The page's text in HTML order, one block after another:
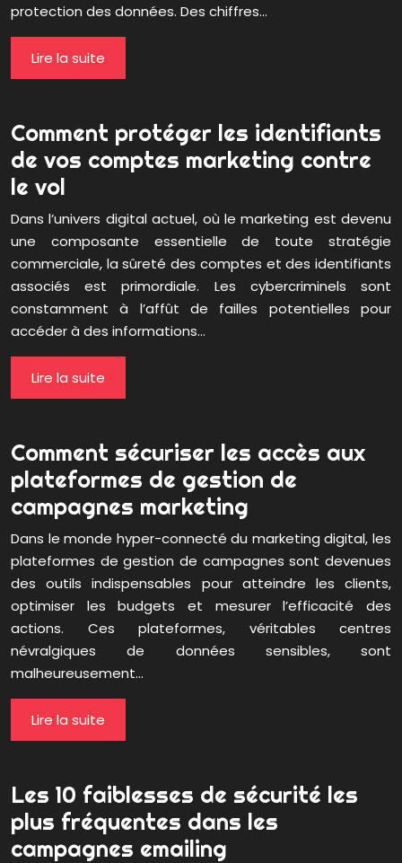
protection des données. Des chiffres…
Lire la suite
Comment protéger les identifiants
de vos comptes marketing contre
le vol
Dans l’univers digital actuel, où le marketing est devenu
une composante essentielle de toute stratégie
commerciale, la sûreté des comptes et des identifiants
associés est primordiale. Les cybercriminels sont
constamment à l’affût de failles potentielles pour
accéder à des informations…
Lire la suite
Comment sécuriser les accès aux
plateformes de gestion de
campagnes marketing
Dans le monde hyper-connecté du marketing digital, les
plateformes de gestion de campagnes sont devenues
des outils indispensables pour atteindre les clients,
optimiser les budgets et mesurer l’efficacité des
actions. Ces plateformes, véritables centres
névralgiques de données sensibles, sont
malheureusement…
Lire la suite
Les 10 faiblesses de sécurité les
plus fréquentes dans les
campagnes emailing